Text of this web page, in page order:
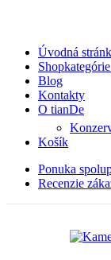
Úvodná
Shop
Blog
Kontakty
O tianDe
Košík
Ponuka
Recenzie